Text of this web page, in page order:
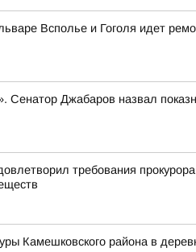
Всполье и Гоголя идет
Сенатор Джабаров назвал
требования
Камешковского района в